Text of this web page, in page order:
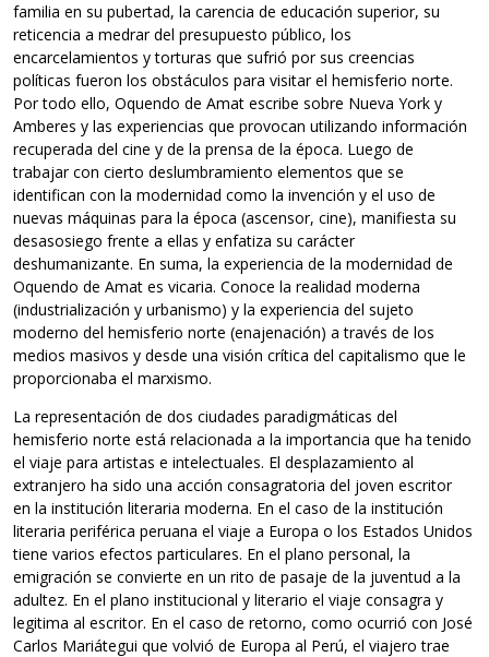
familia en su pubertad, la carencia de educación superior, su
reticencia a medrar del presupuesto público, los
encarcelamientos y torturas que sufrió por sus creencias
políticas fueron los obstáculos para visitar el hemisferio norte.
Por todo ello, Oquendo de Amat escribe sobre Nueva York y
Amberes y las experiencias que provocan utilizando información
recuperada del cine y de la prensa de la época. Luego de
trabajar con cierto deslumbramiento elementos que se
identifican con la modernidad como la invención y el uso de
nuevas máquinas para la época (ascensor, cine), manifiesta su
desasosiego frente a ellas y enfatiza su carácter
deshumanizante. En suma, la experiencia de la modernidad de
Oquendo de Amat es vicaria. Conoce la realidad moderna
(industrialización y urbanismo) y la experiencia del sujeto
moderno del hemisferio norte (enajenación) a través de los
medios masivos y desde una visión crítica del capitalismo que le
proporcionaba el marxismo.
La representación de dos ciudades paradigmáticas del
hemisferio norte está relacionada a la importancia que ha tenido
el viaje para artistas e intelectuales. El desplazamiento al
extranjero ha sido una acción consagratoria del joven escritor
en la institución literaria moderna. En el caso de la institución
literaria periférica peruana el viaje a Europa o los Estados Unidos
tiene varios efectos particulares. En el plano personal, la
emigración se convierte en un rito de pasaje de la juventud a la
adultez. En el plano institucional y literario el viaje consagra y
legitima al escritor. En el caso de retorno, como ocurrió con José
Carlos Mariátegui que volvió de Europa al Perú, el viajero trae